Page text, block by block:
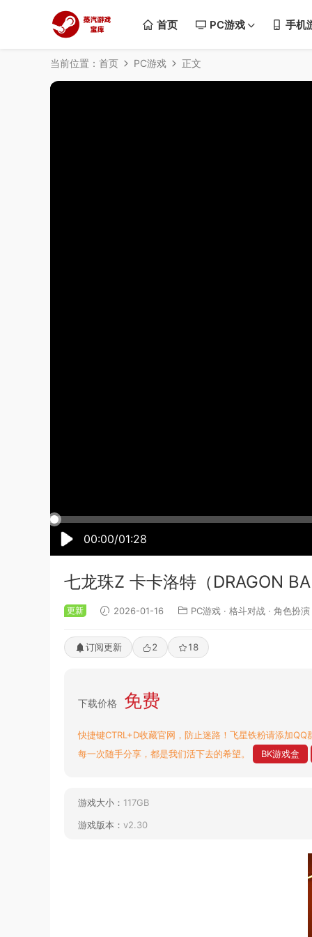
首页 PC游戏 手机
当前位置： 首页 PC游戏 正文
00:00/01:28
50% 75% 100%
七龙珠Z 卡卡洛特（DRAGON
更新 2026-01-16 PC游戏 · 格斗对战 · 角色扮演
订阅更新 2 18
下载价格 免费
快捷键CTRL+D收藏官网，防止迷路！飞星铁粉请添加QQ
每一次随手分享，都是我们活下去的希望。
BK游戏盒
游戏大小： 117GB
游戏版本： v2.30